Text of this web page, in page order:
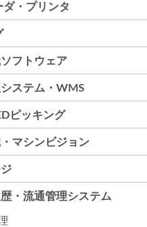
ダ・プリンタ
フトウェア
ステム・WMS
ピッキング
マシンビジョン
・流通管理システム